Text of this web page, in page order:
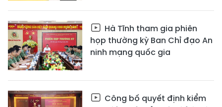
Hà Tĩnh tham gia phiên
họp thường kỳ Ban Chỉ đạo An
ninh mạng quốc gia
Công bố quyết định kiểm